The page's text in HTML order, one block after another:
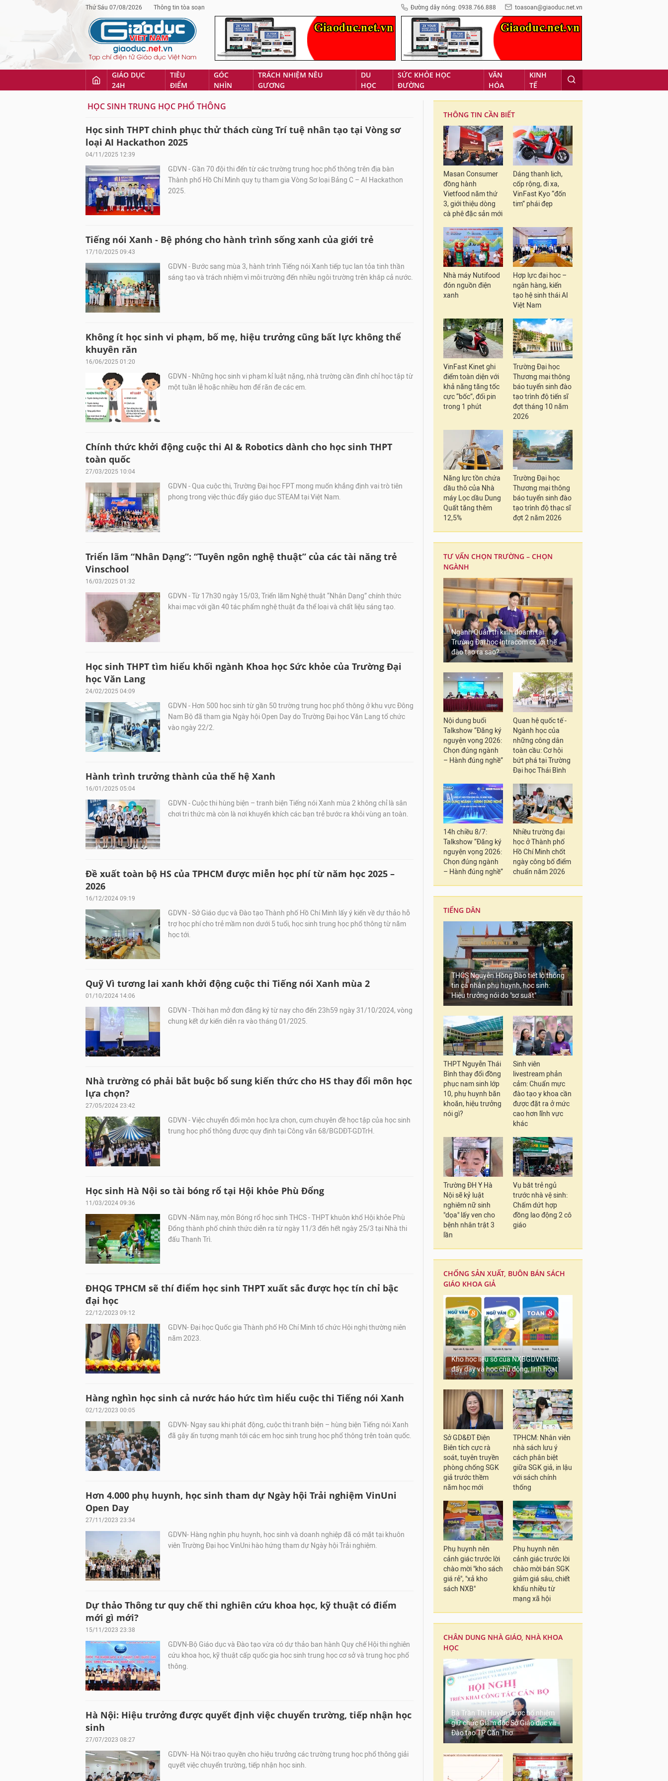
Thứ Sáu 07/08/2026 Thông tin tòa soạn Đường dây nóng: 0938.766.888 toasoan@giaoduc.net.vn
GIÁO DỤC
24H
TIÊU
ĐIỂM
GÓC
NHÌN
TRÁCH NHIỆM NÊU
GƯƠNG
DU
HỌC
SỨC KHỎE HỌC
ĐƯỜNG
VĂN
HÓA
KINH
TẾ
HỌC SINH TRUNG HỌC PHỔ THÔNG
Học sinh THPT chinh phục thử thách cùng Trí tuệ nhân tạo tại Vòng sơ
loại AI Hackathon 2025
04/11/2025 12:39
GDVN - Gần 70 đội thi đến từ các trường trung học phổ thông trên địa bàn
Thành phố Hồ Chí Minh quy tụ tham gia Vòng Sơ loại Bảng C – AI Hackathon
2025.
Tiếng nói Xanh - Bệ phóng cho hành trình sống xanh của giới trẻ
17/10/2025 09:43
GDVN - Bước sang mùa 3, hành trình Tiếng nói Xanh tiếp tục lan tỏa tinh thần
sáng tạo và trách nhiệm vì môi trường đến nhiều ngôi trường trên khắp cả nước.
Không ít học sinh vi phạm, bố mẹ, hiệu trưởng cũng bất lực không thể
khuyên răn
16/06/2025 01:20
GDVN - Những học sinh vi phạm kỉ luật nặng, nhà trường cần đình chỉ học tập từ
một tuần lễ hoặc nhiều hơn để răn đe các em.
Chính thức khởi động cuộc thi AI & Robotics dành cho học sinh THPT
toàn quốc
27/03/2025 10:04
GDVN - Qua cuộc thi, Trường Đại học FPT mong muốn khẳng định vai trò tiên
phong trong việc thúc đẩy giáo dục STEAM tại Việt Nam.
Triển lãm “Nhân Dạng”: “Tuyên ngôn nghệ thuật” của các tài năng trẻ
Vinschool
16/03/2025 01:32
GDVN - Từ 17h30 ngày 15/03, Triển lãm Nghệ thuật “Nhân Dạng” chính thức
khai mạc với gần 40 tác phẩm nghệ thuật đa thể loại và chất liệu sáng tạo.
Học sinh THPT tìm hiểu khối ngành Khoa học Sức khỏe của Trường Đại
học Văn Lang
24/02/2025 04:09
GDVN - Hơn 500 học sinh từ gần 50 trường trung học phổ thông ở khu vực Đông
Nam Bộ đã tham gia Ngày hội Open Day do Trường Đại học Văn Lang tổ chức
vào ngày 22/2.
Hành trình trưởng thành của thế hệ Xanh
16/01/2025 05:04
GDVN - Cuộc thi hùng biện – tranh biện Tiếng nói Xanh mùa 2 không chỉ là sân
chơi tri thức mà còn là nơi khuyến khích các bạn trẻ bước ra khỏi vùng an toàn.
Đề xuất toàn bộ HS của TPHCM được miễn học phí từ năm học 2025 –
2026
16/12/2024 09:19
GDVN - Sở Giáo dục và Đào tạo Thành phố Hồ Chí Minh lấy ý kiến về dự thảo hỗ
trợ học phí cho trẻ mầm non dưới 5 tuổi, học sinh trung học phổ thông từ năm
học tới.
Quỹ Vì tương lai xanh khởi động cuộc thi Tiếng nói Xanh mùa 2
01/10/2024 14:06
GDVN - Thời hạn mở đơn đăng ký từ nay cho đến 23h59 ngày 31/10/2024, vòng
chung kết dự kiến diễn ra vào tháng 01/2025.
Nhà trường có phải bắt buộc bổ sung kiến thức cho HS thay đổi môn học
lựa chọn?
27/05/2024 23:42
GDVN - Việc chuyển đổi môn học lựa chọn, cụm chuyên đề học tập của học sinh
trung học phổ thông được quy định tại Công văn 68/BGDĐT-GDTrH.
Học sinh Hà Nội so tài bóng rổ tại Hội khỏe Phù Đổng
11/03/2024 09:36
GDVN -Năm nay, môn Bóng rổ học sinh THCS - THPT khuôn khổ Hội khỏe Phù
Đổng thành phố chính thức diễn ra từ ngày 11/3 đến hết ngày 25/3 tại Nhà thi
đấu Thanh Trì.
ĐHQG TPHCM sẽ thí điểm học sinh THPT xuất sắc được học tín chỉ bậc
đại học
22/12/2023 09:12
GDVN- Đại học Quốc gia Thành phố Hồ Chí Minh tổ chức Hội nghị thường niên
năm 2023.
Hàng nghìn học sinh cả nước háo hức tìm hiểu cuộc thi Tiếng nói Xanh
02/12/2023 00:05
GDVN- Ngay sau khi phát động, cuộc thi tranh biện – hùng biện Tiếng nói Xanh
đã gây ấn tượng mạnh tới các em học sinh trung học phổ thông trên toàn quốc.
Hơn 4.000 phụ huynh, học sinh tham dự Ngày hội Trải nghiệm VinUni
Open Day
27/11/2023 23:34
GDVN- Hàng nghìn phụ huynh, học sinh và doanh nghiệp đã có mặt tại khuôn
viên Trường Đại học VinUni hào hứng tham dự Ngày hội Trải nghiệm.
Dự thảo Thông tư quy chế thi nghiên cứu khoa học, kỹ thuật có điểm
mới gì mới?
15/11/2023 23:38
GDVN-Bộ Giáo dục và Đào tạo vừa có dự thảo ban hành Quy chế Hội thi nghiên
cứu khoa học, kỹ thuật cấp quốc gia học sinh trung học cơ sở và trung học phổ
thông.
Hà Nội: Hiệu trưởng được quyết định việc chuyển trường, tiếp nhận học
sinh
27/07/2023 08:27
GDVN- Hà Nội trao quyền cho hiệu trưởng các trường trung học phổ thông giải
quyết việc chuyển trường, tiếp nhận học sinh.
THÔNG TIN CẦN BIẾT
Masan Consumer
đồng hành
Vietfood năm thứ
3, giới thiệu dòng
cà phê đặc sản mới
Dáng thanh lịch,
cốp rộng, đi xa,
VinFast Kyo “đốn
tim” phái đẹp
Nhà máy Nutifood
đón nguồn điện
xanh
Hợp lực đại học –
ngân hàng, kiến
tạo hệ sinh thái AI
Việt Nam
VinFast Kinet ghi
điểm toàn diện với
khả năng tăng tốc
cực “bốc”, đổi pin
trong 1 phút
Trường Đại học
Thương mại thông
báo tuyển sinh đào
tạo trình độ tiến sĩ
đợt tháng 10 năm
2026
Năng lực tồn chứa
dầu thô của Nhà
máy Lọc dầu Dung
Quất tăng thêm
12,5%
Trường Đại học
Thương mại thông
báo tuyển sinh đào
tạo trình độ thạc sĩ
đợt 2 năm 2026
TƯ VẤN CHỌN TRƯỜNG – CHỌN
NGÀNH
Ngành Quản trị kinh doanh tại
Trường Đại học Intracom có lợi thế
đào tạo ra sao?
Nội dung buổi
Talkshow “Đăng ký
nguyện vọng 2026:
Chọn đúng ngành
– Hành đúng nghề”
Quan hệ quốc tế -
Ngành học của
những công dân
toàn cầu: Cơ hội
bứt phá tại Trường
Đại học Thái Bình
14h chiều 8/7:
Talkshow “Đăng ký
nguyện vọng 2026:
Chọn đúng ngành
– Hành đúng nghề”
Nhiều trường đại
học ở Thành phố
Hồ Chí Minh chốt
ngày công bố điểm
chuẩn năm 2026
TIẾNG DÂN
THCS Nguyễn Hồng Đào tiết lộ thông
tin cá nhân phụ huynh, học sinh:
Hiệu trưởng nói do "sơ suất"
THPT Nguyễn Thái
Bình thay đổi đồng
phục nam sinh lớp
10, phụ huynh băn
khoăn, hiệu trưởng
nói gì?
Sinh viên
livestream phản
cảm: Chuẩn mực
đào tạo y khoa cần
được đặt ra ở mức
cao hơn lĩnh vực
khác
Trường ĐH Y Hà
Nội sẽ kỷ luật
nghiêm nữ sinh
"dọa" lấy ven cho
bệnh nhân trật 3
lần
Vụ bắt trẻ ngủ
trước nhà vệ sinh:
Chấm dứt hợp
đồng lao động 2 cô
giáo
CHỐNG SẢN XUẤT, BUÔN BÁN SÁCH
GIÁO KHOA GIẢ
Kho học liệu số của NXBGDVN thúc
đẩy dạy và học chủ động, linh hoạt
Sở GD&ĐT Điện
Biên tích cực rà
soát, tuyên truyền
phòng chống SGK
giả trước thềm
năm học mới
TPHCM: Nhân viên
nhà sách lưu ý
cách phân biệt
giữa SGK giả, in lậu
với sách chính
thống
Phụ huynh nên
cảnh giác trước lời
chào mời "kho sách
giá rẻ", "xả kho
sách NXB"
Phụ huynh nên
cảnh giác trước lời
chào mời bán SGK
giảm giá sâu, chiết
khấu nhiều từ
mạng xã hội
CHÂN DUNG NHÀ GIÁO, NHÀ KHOA
HỌC
Bà Trần Thị Huyền được bổ nhiệm
giữ chức Giám đốc Sở Giáo dục và
Đào tạo TP Cần Thơ